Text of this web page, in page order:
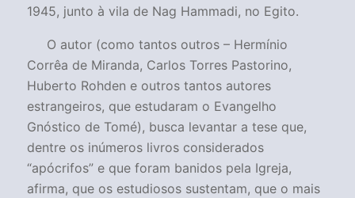
1945, junto à vila de Nag Hammadi, no Egito.
O autor (como tantos outros – Hermínio
Corrêa de Miranda, Carlos Torres Pastorino,
Huberto Rohden e outros tantos autores
estrangeiros, que estudaram o Evangelho
Gnóstico de Tomé), busca levantar a tese que,
dentre os inúmeros livros considerados
“apócrifos” e que foram banidos pela Igreja,
afirma, que os estudiosos sustentam, que o mais